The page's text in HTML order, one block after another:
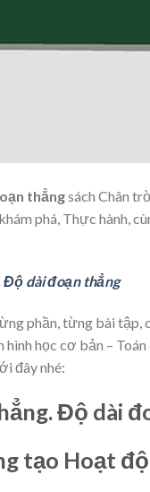
thẳngsách Chân
phá, Thực hành,
Độ dài đoạn thẳng
phần, từng bài tập,
học cơ bản –
đây nhé:
Độ dài
tạo Hoạt